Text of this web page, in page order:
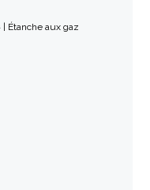
Étanche aux gaz